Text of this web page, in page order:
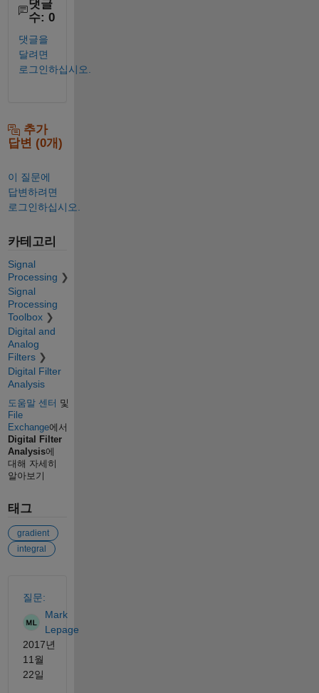
댓글
수: 0
댓글을
달려면
로그인하십시오.
추가
답변 (0개)
이 질문에
답변하려면
로그인하십시오.
카테고리
Signal
Processing
Signal
Processing
Toolbox
Digital and
Analog
Filters
Digital Filter
Analysis
도움말 센터 및
File
Exchange에서
Digital Filter
Analysis에
대해 자세히
알아보기
태그
gradient
integral
질문:
Mark
Lepage
2017년
11월
22일